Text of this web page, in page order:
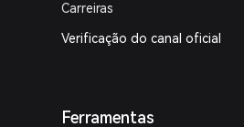
Carreiras
Verificação do canal oficial
Ferramentas